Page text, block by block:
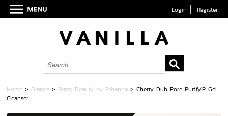
Login Register
Home > Brands > Fenty Beauty by Rihanna >Cherry Dub Pore Purify'R Gel
Cleanser